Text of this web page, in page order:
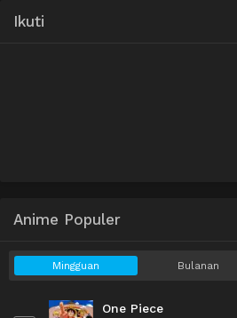
Ikuti
Anime Populer
Mingguan Bulanan
One Piece